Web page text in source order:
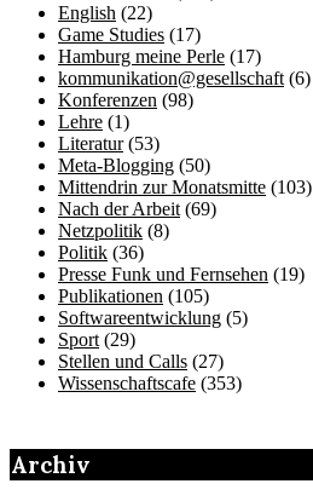
English (22)
Game Studies (17)
Hamburg meine Perle (17)
kommunikation@gesellschaft (6)
Konferenzen (98)
Lehre (1)
Literatur(53)
Meta-Blogging (50)
Mittendrin zur Monatsmitte (103)
Nach der Arbeit (69)
Netzpolitik (8)
Politik (36)
Presse Funk und Fernsehen (19)
Publikationen (105)
Softwareentwicklung (5)
Sport (29)
Stellen und Calls (27)
Wissenschaftscafe (353)
Archiv